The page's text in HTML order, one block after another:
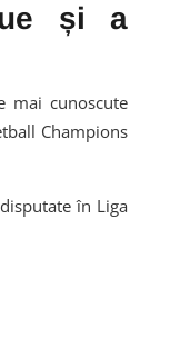
și a
mai cunoscute
Champions
în Liga